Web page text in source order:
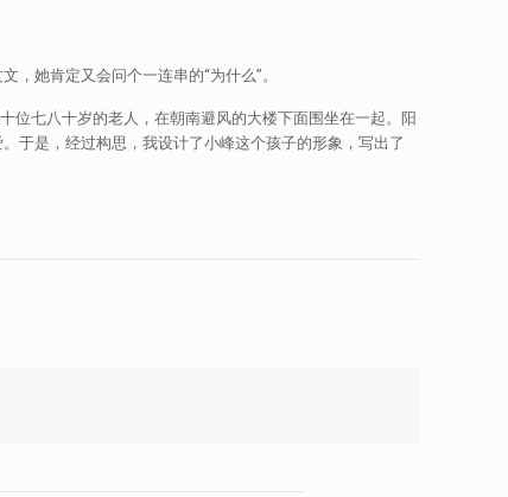
她肯定又会问个一连串的“为什么”。
位七八十岁的老人，在朝南避风的大楼下面围坐在一起。阳
于是，经过构思，我设计了小峰这个孩子的形象，写出了